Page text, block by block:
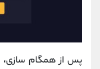
پس از همگام‌ سازی،